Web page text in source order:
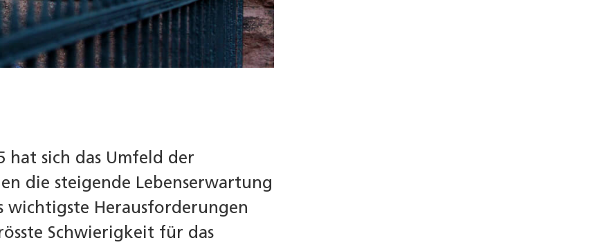
hat sich das Umfeld der
die steigende Lebenserwartung
wichtigste Herausforderungen
Schwierigkeit für das